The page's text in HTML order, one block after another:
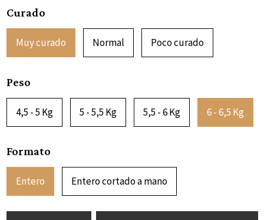
Curado
Muy curado Normal Poco curado
Peso
4,5 - 5 Kg 5 - 5,5 Kg 5,5 - 6 Kg 6 - 6,5 Kg
Formato
Entero Entero cortado a mano